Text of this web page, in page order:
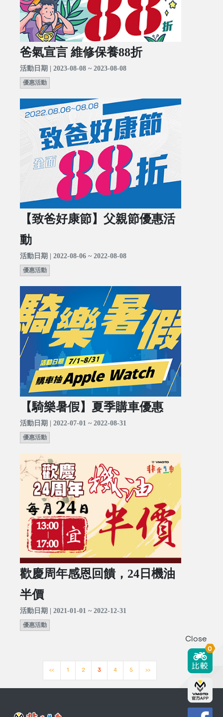
爸氣宣言 維修保養88折
活動日期 | 2023-08-08 ~ 2023-08-08
優惠活動
【致爸好康節】父親節優惠活
動
活動日期 | 2022-08-06 ~ 2022-08-08
優惠活動
【騎樂暑假】夏季購車優惠
活動日期 | 2022-07-01 ~ 2022-08-31
優惠活動
歡慶周年感恩回饋，24日機油
半價
活動日期 | 2021-01-01 ~ 2022-12-31
優惠活動
<< 1 2 3 4 5 >>
Close
0